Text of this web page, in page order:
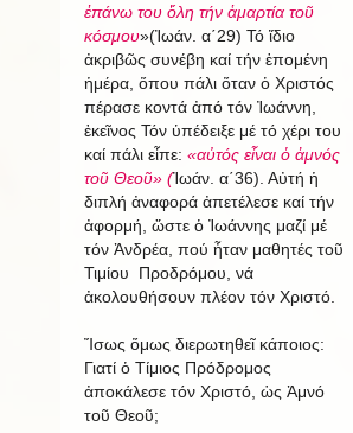
ἐπάνω του ὅλη τήν ἁμαρτία τοῦ
κόσμου»(Ἰωάν. α΄29) Τό ἴδιο
ἀκριβῶς συνέβη καί τήν ἑπομένη
ἡμέρα, ὅπου πάλι ὅταν ὁ Χριστός
πέρασε κοντά ἀπό τόν Ἰωάννη,
ἐκεῖνος Τόν ὑπέδειξε μέ τό χέρι του
καί πάλι εἶπε: «αὐτός εἶναι ὁ ἀμνός
τοῦ Θεοῦ» (Ἰωάν. α΄36). Αὐτή ἡ
διπλή ἀναφορά ἀπετέλεσε καί τήν
ἀφορμή, ὥστε ὁ Ἰωάννης μαζί μέ
τόν Ἀνδρέα, πού ἦταν μαθητές τοῦ
Τιμίου Προδρόμου, νά
ἀκολουθήσουν πλέον τόν Χριστό.
Ἴσως ὅμως διερωτηθεῖ κάποιος:
Γιατί ὁ Τίμιος Πρόδρομος
ἀποκάλεσε τόν Χριστό, ὡς Ἀμνό
τοῦ Θεοῦ;